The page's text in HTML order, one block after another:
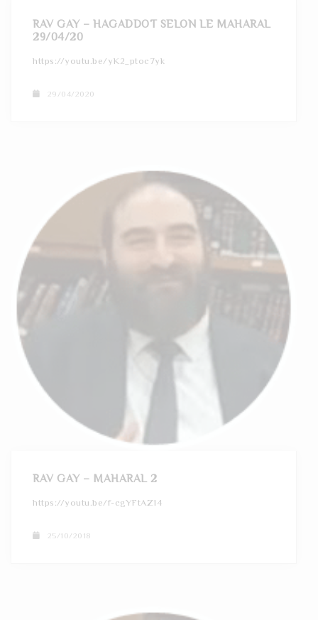
RAV GAY – HAGADDOT SELON LE MAHARAL
29/04/20
https://youtu.be/yK2_ptoc7yk
29/04/2020
RAV GAY – MAHARAL 2
https://youtu.be/f-cgYFtAZ14
25/10/2018